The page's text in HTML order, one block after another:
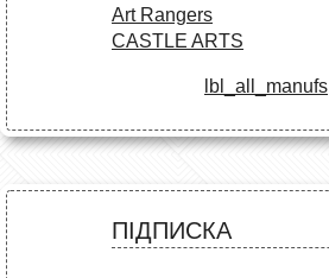
Art Rangers
CASTLE ARTS
lbl_all_manufs
ПІДПИСКА